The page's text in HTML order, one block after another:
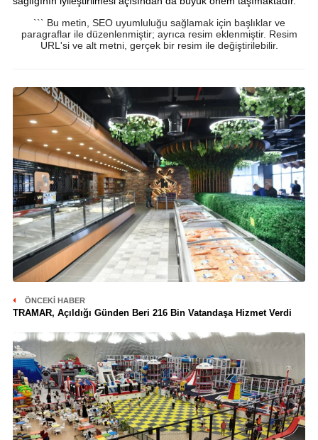
``` Bu metin, SEO uyumluluğu sağlamak için başlıklar ve
paragraflar ile düzenlenmiştir; ayrıca resim eklenmiştir. Resim
URL'si ve alt metni, gerçek bir resim ile değiştirilebilir.
ÖNCEKI HABER
TRAMAR, Açıldığı Günden Beri 216 Bin Vatandaşa Hizmet Verdi